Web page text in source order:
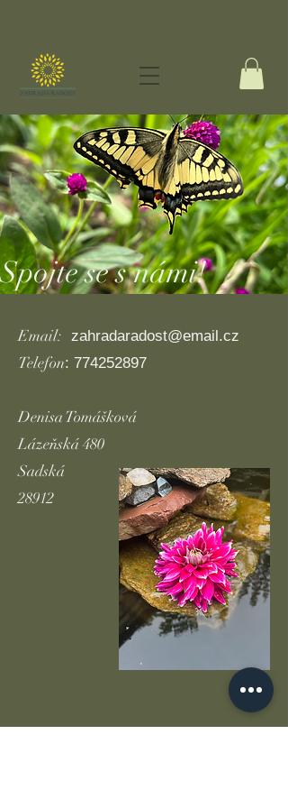
Spojte se s námi!
Email: zahradaradost@email.cz
Telefon: 774252897
Denisa Tomášková
Lázeňská 480
Sadská
28912